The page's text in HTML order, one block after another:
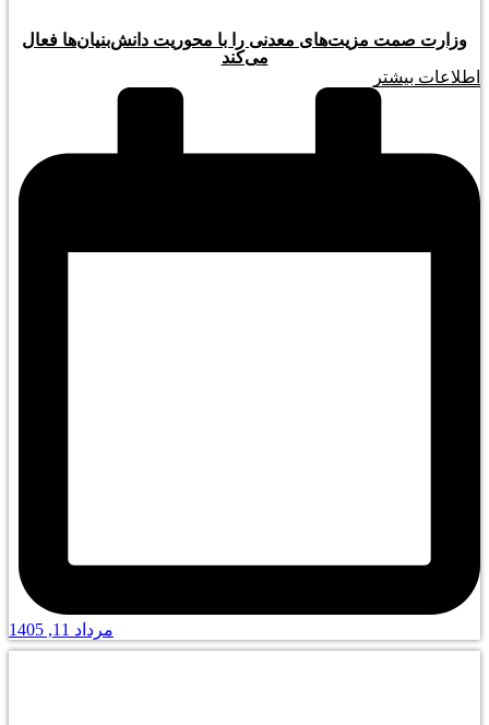
وزارت صمت مزیت‌های معدنی را با محوریت دانش‌بنیان‌ها فعال
می‌کند
اطلاعات بیشتر
مرداد 11, 1405